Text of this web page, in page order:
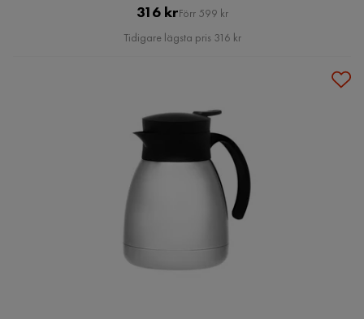
Pris
316 krOriginal
Pris
Förr 599 kr
Tidigare lägsta pris 316 kr